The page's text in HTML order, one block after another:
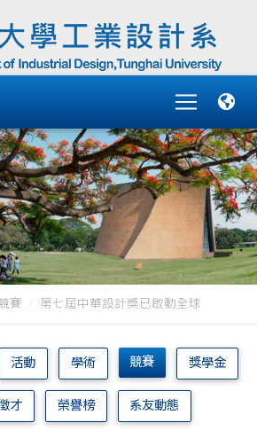
賽 第七屆中華設計獎已啟動全球
活動 學術 競賽 獎學金
才 榮譽榜 系友動態